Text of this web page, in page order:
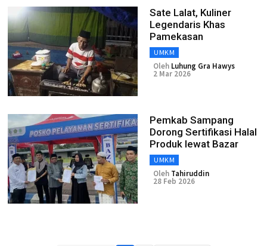
Sate Lalat, Kuliner
Legendaris Khas
Pamekasan
UMKM
Oleh Luhung Gra Hawys
2 Mar 2026
Pemkab Sampang
Dorong Sertifikasi Halal
Produk lewat Bazar
UMKM
Oleh Tahiruddin
28 Feb 2026